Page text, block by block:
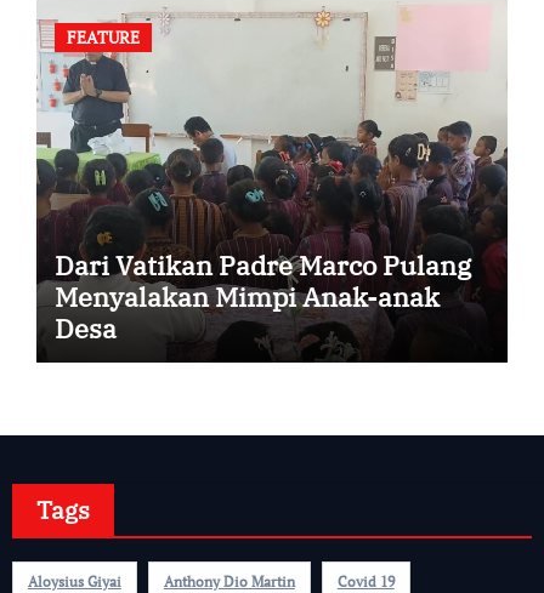
FEATURE
Dari Vatikan Padre Marco Pulang
Menyalakan Mimpi Anak-anak
Desa
Tags
Aloysius Giyai Anthony Dio Martin Covid 19